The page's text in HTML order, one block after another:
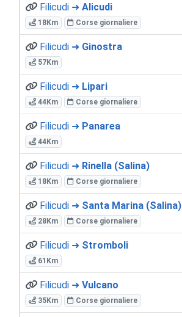
Filicudi ➜ Alicudi
18Km Corse giornaliere
Filicudi ➜ Ginostra
57Km
Filicudi ➜ Lipari
44Km Corse giornaliere
Filicudi ➜ Panarea
44Km
Filicudi ➜ Rinella (Salina)
18Km Corse giornaliere
Filicudi ➜ Santa Marina (Salina)
28Km Corse giornaliere
Filicudi ➜ Stromboli
61Km
Filicudi ➜ Vulcano
35Km Corse giornaliere